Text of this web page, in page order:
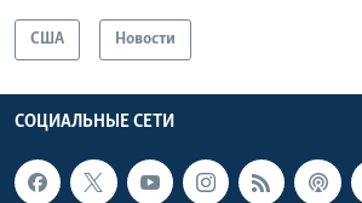
США Новости
СОЦИАЛЬНЫЕ СЕТИ